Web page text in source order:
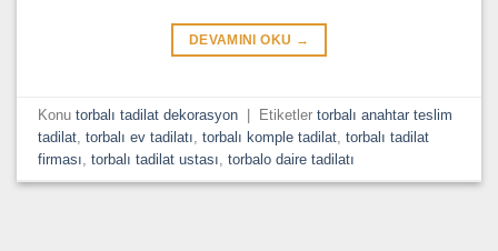
DEVAMINI OKU →
Konutorbalı tadilat dekorasyon Etiketlertorbalı anahtar teslim
tadilat ,torbalı ev tadilatı ,torbalı komple tadilat ,torbalı tadilat
firması ,torbalı tadilat ustası ,torbalo daire tadilatı